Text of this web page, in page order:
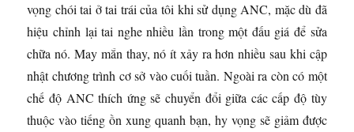
vọng chói tai ở tai trái của tôi khi sử dụng ANC, mặc dù đã
hiệu chỉnh lại tai nghe nhiều lần trong một đấu giá để sửa
chữa nó. May mắn thay, nó ít xảy ra hơn nhiều sau khi cập
nhật chương trình cơ sở vào cuối tuần. Ngoài ra còn có một
chế độ ANC thích ứng sẽ chuyển đổi giữa các cấp độ tùy
thuộc vào tiếng ồn xung quanh bạn, hy vọng sẽ giảm được